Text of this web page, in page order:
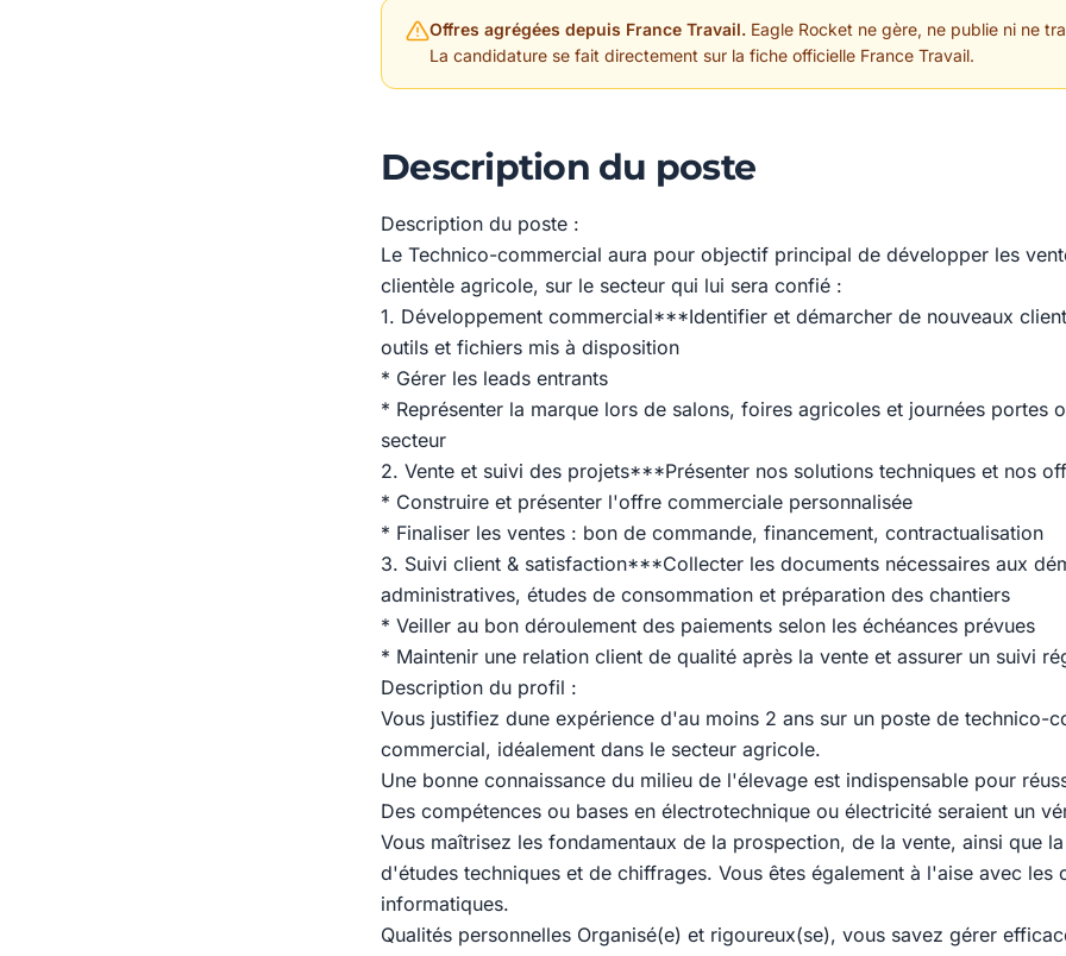
Offres agrégées depuis France Travail. Eagle Rocket ne gère, ne publie ni ne
La candidature se fait directement sur la fiche officielle France Travail.
Description du poste
Description du poste :
Le Technico-commercial aura pour objectif principal de développer les
clientèle agricole, sur le secteur qui lui sera confié :
1. Développement commercial***Identifier et démarcher de nouveaux
outils et fichiers mis à disposition
* Gérer les leads entrants
* Représenter la marque lors de salons, foires agricoles et journées portes
secteur
2. Vente et suivi des projets***Présenter nos solutions techniques et nos
* Construire et présenter l'offre commerciale personnalisée
* Finaliser les ventes : bon de commande, financement, contractualisation
3. Suivi client & satisfaction***Collecter les documents nécessaires aux
administratives, études de consommation et préparation des chantiers
* Veiller au bon déroulement des paiements selon les échéances prévues
* Maintenir une relation client de qualité après la vente et assurer un suivi
Description du profil :
Vous justifiez dune expérience d'au moins 2 ans sur un poste de technico-
commercial, idéalement dans le secteur agricole.
Une bonne connaissance du milieu de l'élevage est indispensable pour
Des compétences ou bases en électrotechnique ou électricité seraient un
Vous maîtrisez les fondamentaux de la prospection, de la vente, ainsi que
d'études techniques et de chiffrages. Vous êtes également à l'aise avec les
informatiques.
Qualités personnelles Organisé(e) et rigoureux(se), vous savez gérer